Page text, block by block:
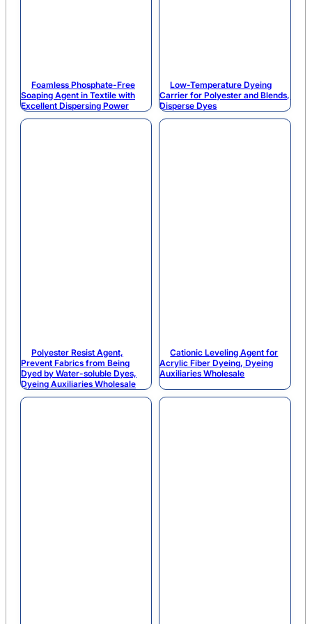
Foamless Phosphate-Free
Soaping Agent in Textile with
Excellent Dispersing Power
Low-Temperature Dyeing
Carrier for Polyester and Blends,
Disperse Dyes
Polyester Resist Agent,
Prevent Fabrics from Being
Dyed by Water-soluble Dyes,
Dyeing Auxiliaries Wholesale
Cationic Leveling Agent for
Acrylic Fiber Dyeing, Dyeing
Auxiliaries Wholesale